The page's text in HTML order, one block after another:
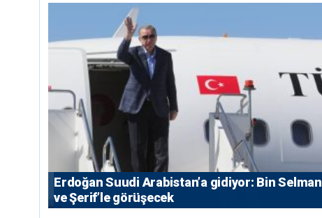
Erdoğan Suudi Arabistan’a gidiyor: Bin Selman
ve Şerif’le görüşecek